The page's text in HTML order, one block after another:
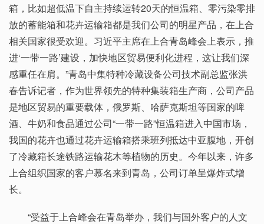
箱，比如超低温下自主持续运转20天的恒温箱、零污染零排
放的蓄能箱和花卉运输箱都是我们公司的明星产品，在上合
相关国家很受欢迎。习近平主席在上合青岛峰会上表示，推
进‘一带一路’建设，加快地区贸易便利化进程，这让我们深
感重任在肩。”青岛中集特种冷藏设备公司技术副总监张洪
春告诉记者，作为世界领先的特种集装箱生产商，公司产品
是地区贸易的重要载体，俄罗斯、哈萨克斯坦等国家的啤
酒、牛奶和食品通过公司“一带一路”恒温箱进入中国市场，
我国的花卉也通过花卉运输箱搭乘班列抵达中亚腹地，开创
了冷藏箱长途铁路运输花木等植物的历史。今年以来，许多
上合组织国家的客户慕名来到青岛，公司订单呈爆炸式增
长。
“受益于上合峰会在青岛举办，我们与国外客户的人文